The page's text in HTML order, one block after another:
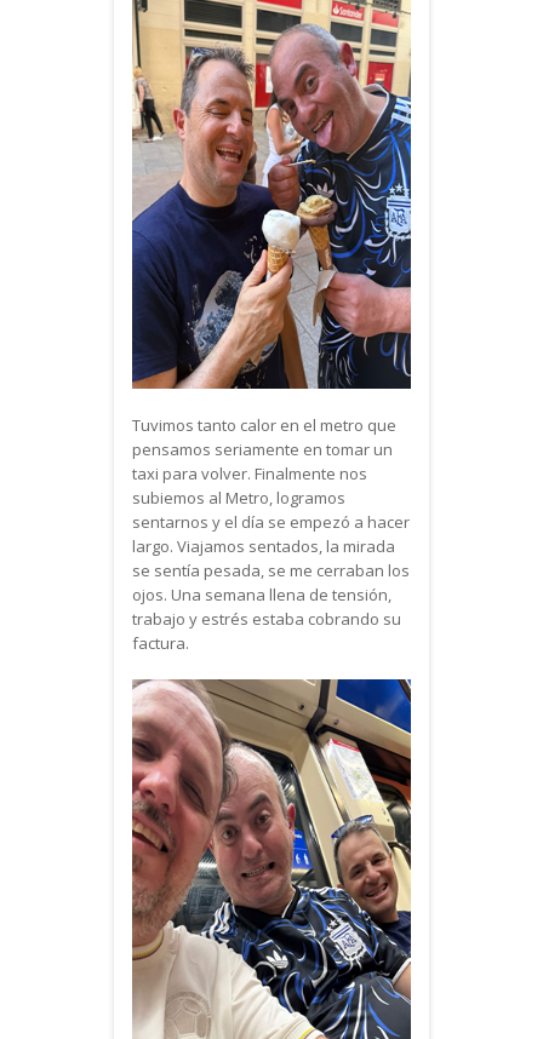
Tuvimos tanto calor en el metro que
pensamos seriamente en tomar un
taxi para volver. Finalmente nos
subiemos al Metro, logramos
sentarnos y el día se empezó a hacer
largo. Viajamos sentados, la mirada
se sentía pesada, se me cerraban los
ojos. Una semana llena de tensión,
trabajo y estrés estaba cobrando su
factura.